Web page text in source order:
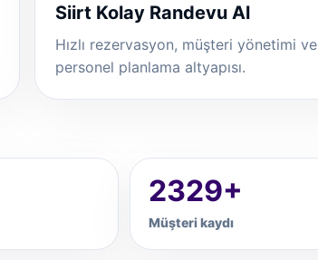
Siirt Kolay Randevu Al
Hızlı rezervasyon, müşteri yönetimi ve
personel planlama altyapısı.
2329+
Müşteri kaydı